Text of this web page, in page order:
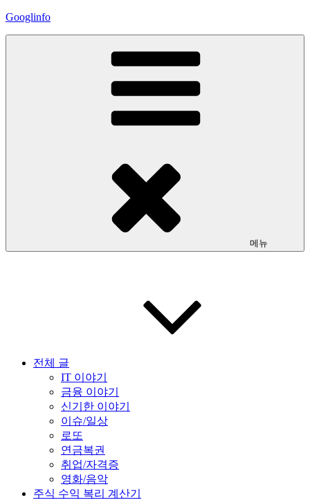
콘
Googlinfo
메뉴
전체 글
IT 이야기
금융 이야기
신기한 이야기
이슈/일상
로또
연금복권
취업/자격증
영화/음악
주식 수익 복리 계산기